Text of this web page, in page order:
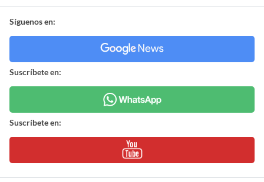
Síguenos en:
Suscríbete en:
Suscríbete en: